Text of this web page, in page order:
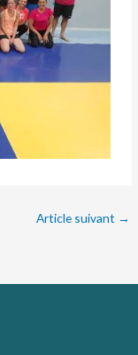
Article suivant →